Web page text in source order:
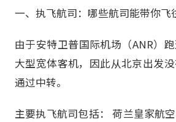
一、执飞航司：哪些航司能带你飞
由于安特卫普国际机场（ANR）
大型宽体客机，因此从北京出发
通过中转。
主要执飞航司包括： 荷兰皇家航